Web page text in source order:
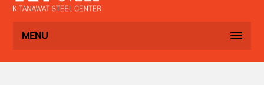
MENU